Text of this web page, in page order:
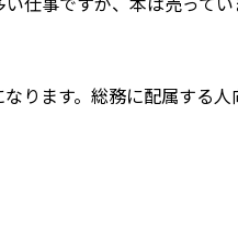
ります。総務に配属する